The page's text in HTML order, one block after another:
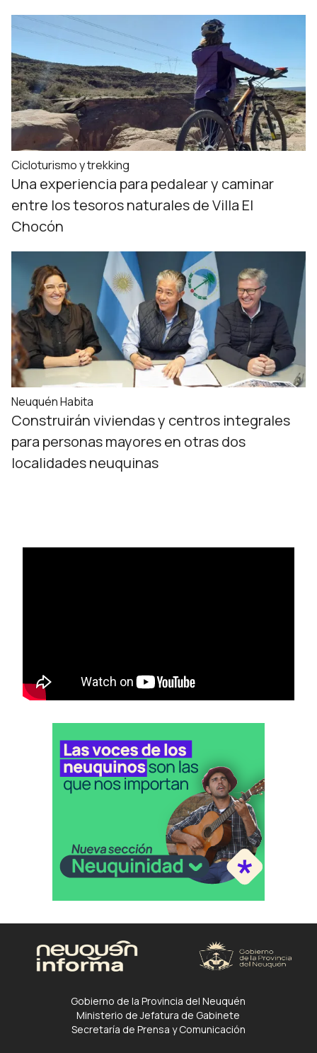
Cicloturismo y trekking
Una experiencia para pedalear y caminar
entre los tesoros naturales de Villa El
Chocón
Neuquén Habita
Construirán viviendas y centros integrales
para personas mayores en otras dos
localidades neuquinas
Gobierno de la Provincia del Neuquén
Ministerio de Jefatura de Gabinete
Secretaría de Prensa y Comunicación